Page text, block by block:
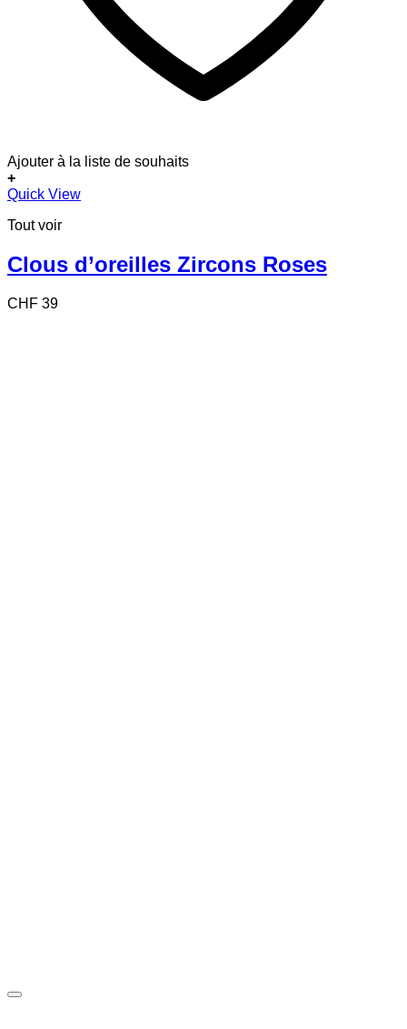
Ajouter à la liste de souhaits
+
Quick View
Tout voir
Clous d’oreilles Zircons Roses
CHF 39